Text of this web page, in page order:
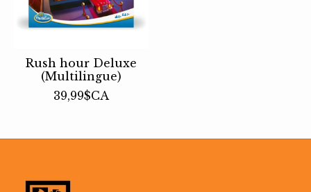
Rush hour Deluxe
(Multilingue)
39,99$CA